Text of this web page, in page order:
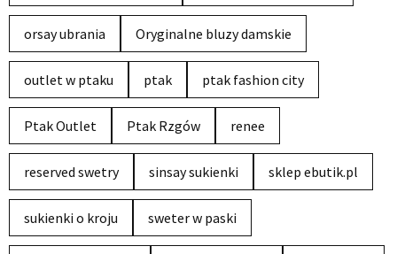
orsay ubrania Oryginalne bluzy damskie
outlet w ptaku ptak ptak fashion city
Ptak Outlet Ptak Rzgów renee
reserved swetry sinsay sukienki sklep ebutik.pl
sukienki o kroju sweter w paski